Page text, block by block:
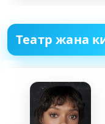
Театр жана